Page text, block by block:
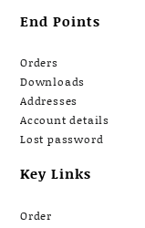
End Points
Orders
Downloads
Addresses
Account details
Lost password
Key Links
Order